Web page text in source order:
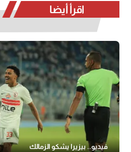
اقرأ أيضا
فيديو.. بيزيرا يشكو الزمالك